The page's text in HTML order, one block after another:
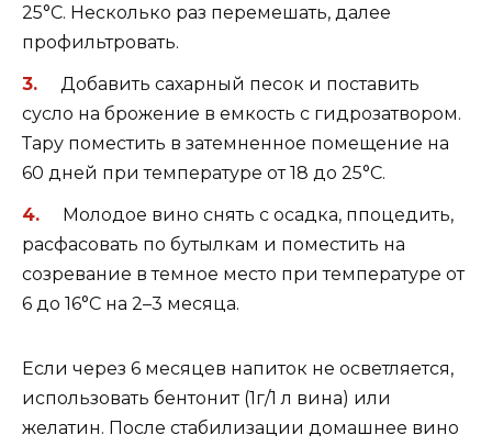
25°С. Несколько раз перемешать, далее
профильтровать.
Добавить сахарный песок и поставить
сусло на брожение в емкость с гидрозатвором.
Тару поместить в затемненное помещение на
60 дней при температуре от 18 до 25°С.
Молодое вино снять с осадка, ппоцедить,
расфасовать по бутылкам и поместить на
созревание в темное место при температуре от
6 до 16°С на 2–3 месяца.
Если через 6 месяцев напиток не осветляется,
использовать бентонит (1г/1 л вина) или
желатин. После стабилизации домашнее вино